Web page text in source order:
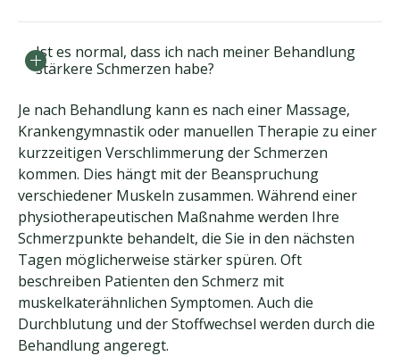
Ist es normal, dass ich nach meiner Behandlung
stärkere Schmerzen habe?
Je nach Behandlung kann es nach einer Massage,
Krankengymnastik oder manuellen Therapie zu einer
kurzzeitigen Verschlimmerung der Schmerzen
kommen. Dies hängt mit der Beanspruchung
verschiedener Muskeln zusammen. Während einer
physiotherapeutischen Maßnahme werden Ihre
Schmerzpunkte behandelt, die Sie in den nächsten
Tagen möglicherweise stärker spüren. Oft
beschreiben Patienten den Schmerz mit
muskelkaterähnlichen Symptomen. Auch die
Durchblutung und der Stoffwechsel werden durch die
Behandlung angeregt.